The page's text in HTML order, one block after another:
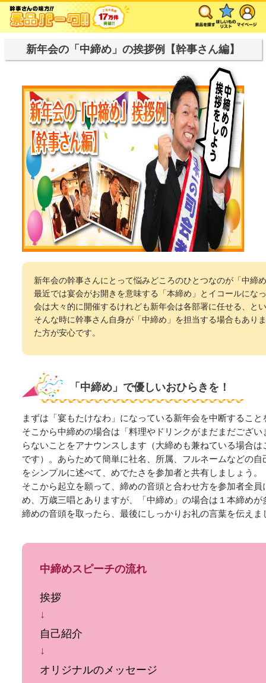
新年会の「中締め」の挨拶例【幹事さん編】
新年会の幹事さんにとって悩みどころのひとつなのが「中締
最近では宴会がお開きを意味する「本締め」とイコールにな
会は大々的に開催するけれども新年会は各部署に任せる、と
そんな時に幹事さん自身が「中締め」を担当する場合もあり
た方が安心です。
「中締め」で優しいおひらきを！
まずは「宴もたけなわ」になっている新年会を中断すること
そこから中締めの場合は「料理やドリンクがまだまだござ
らないことをアナウンスします（大締めも兼ねている場合
です）。あらためて簡単に社名、所属、フルネームなどの
をシンプルに述べて、めでたさを参加者と共有しましょう。
そこから起立を願って、締めの音頭と合わせ方を参加者全
め、万歳三唱とありますが、「中締め」の場合は１本締めが
締めの音頭を取ったら、最後にしっかりお礼の言葉を伝えま
中締めスピーチの流れ
挨拶
↓
自己紹介
↓
オリジナルのメッセージ